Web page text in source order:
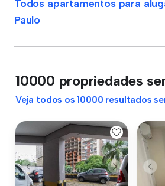
Todos apartamentos para
Paulo
10000 propriedades
Veja todos os 10000 resultados